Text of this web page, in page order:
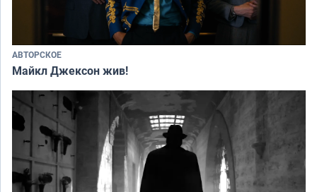
АВТОРСКОЕ
Майкл Джексон жив!